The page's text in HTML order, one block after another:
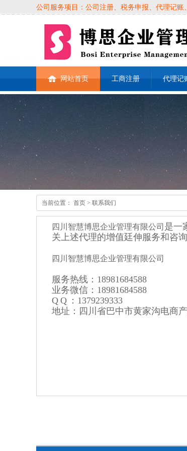
公司服务项目：公司注册、税务申报、代理记账
网站首页 工商注册 代理记
当前位置： 首页 > 联系我们
四川智慧博思企业管理有限公司 是一
关上述代理的增值廷伸服务和咨询
四川智慧博思企业管理有限公司
服务热线： 18981684588
业务微信： 18981684588
Q Q ： 1379239333
地址： 四川省巴中市黄家沟电商